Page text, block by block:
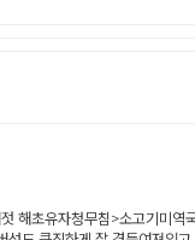
해초유자청무침>소고기미